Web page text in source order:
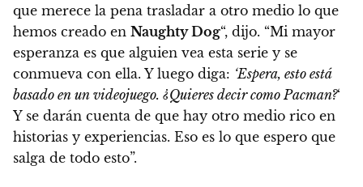
que merece la pena trasladar a otro medio lo que
hemos creado en Naughty Dog“, dijo. “Mi mayor
esperanza es que alguien vea esta serie y se
conmueva con ella. Y luego diga: ‘Espera, esto está
basado en un videojuego. ¿Quieres decir como Pacman?‘
Y se darán cuenta de que hay otro medio rico en
historias y experiencias. Eso es lo que espero que
salga de todo esto”.